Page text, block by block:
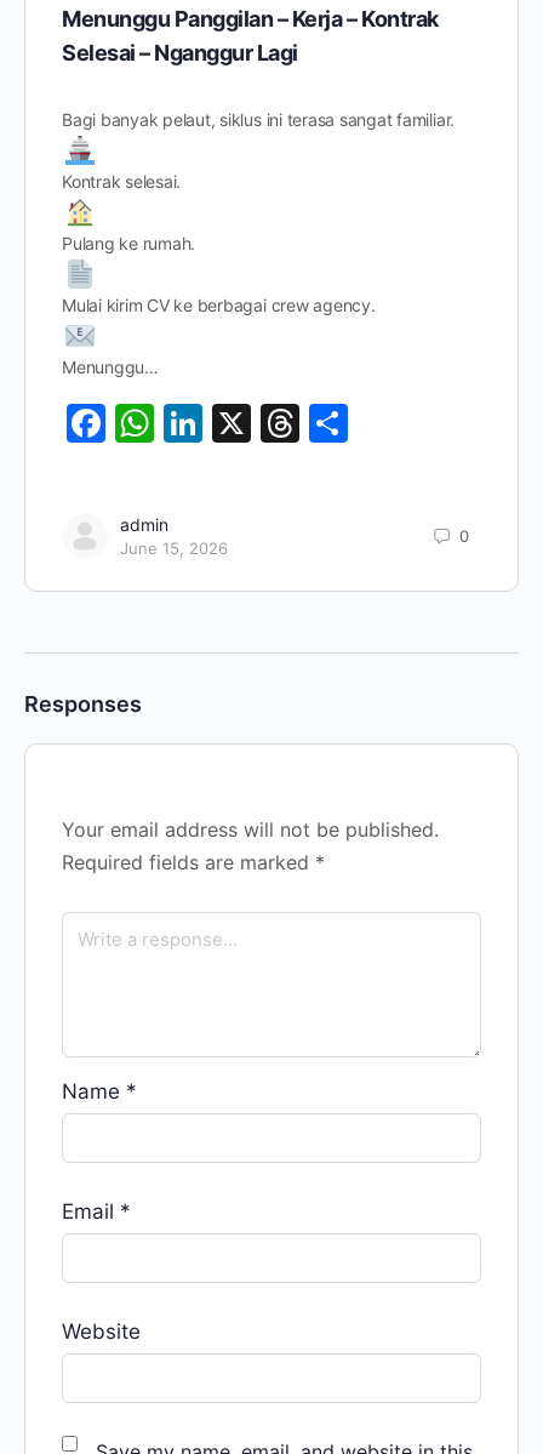
Menunggu Panggilan – Kerja – Kontrak
Selesai – Nganggur Lagi
Bagi banyak pelaut, siklus ini terasa sangat familiar.
Kontrak selesai.
Pulang ke rumah.
Mulai kirim CV ke berbagai crew agency.
Menunggu…
Facebook
WhatsApp
LinkedIn
X Threads
admin
June 15, 2026
0
Responses
Your email address will not be published.
Required fields are marked *
Name *
Email *
Website